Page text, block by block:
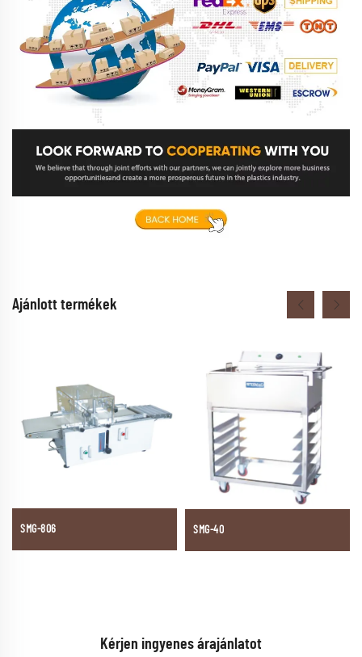
Ajánlott termékek
SMG-806 SMG-40
Kérjen ingyenes árajánlatot